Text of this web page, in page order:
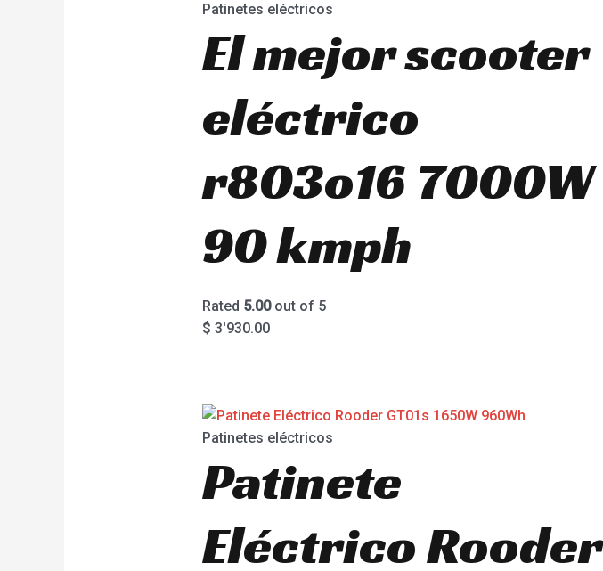
Patinetes eléctricos
El mejor scooter
eléctrico
r803o16 7000W
90 kmph
Rated 5.00out of 5
$ 3'930.00
Patinetes eléctricos
Patinete
Eléctrico Rooder